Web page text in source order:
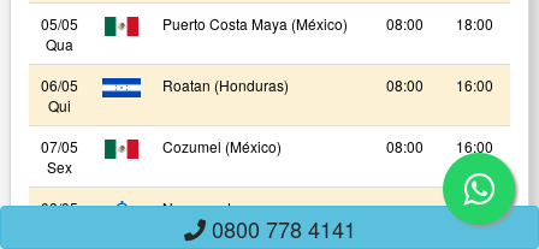
05/05
Qua
Puerto Costa Maya (México) 08:00 18:00
06/05
Qui
Roatan (Honduras) 08:00 16:00
07/05
Sex
Cozumel (México) 08:00 16:00
08/05
Navegando
0800 778 4141